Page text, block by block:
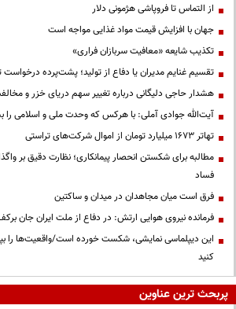
از التماس تا فروپاشی هژمونی دلار
جهان با افزایش قیمت مواد غذایی مواجه است
تکذیب شایعه «معافیت سربازان فراری»
تقسیم غنایم مدیران یا دفاع از تولید؛ پشت‌پرده
هشدار حاجی دلیگانی درباره تغییر سهم دریای خزر و
آیت‌الله جوادی آملی: با هرکس که وحدت ملی و اسلامی را
تهاتر ۱۶۷۳ میلیارد تومان از اموال شرکت‌های تراستی
مطالبه برای شکستن انحصار پیمانکاری؛ نظارت دقیق بر
فساد
فرق است میان مجاهدان در میدان و ساکتین
فرمانده نیروی هوایی ارتش: در دفاع از ملت ایران جان
این دیپلماسی نمایشی، شکست خورده است/واقعیت‌ها را
کنید
پربحث ترین عناوین